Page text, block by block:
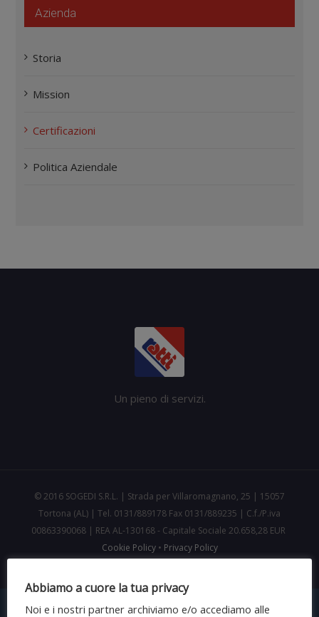
Azienda
Storia
Mission
Certificazioni
Politica Aziendale
Un pieno di servizi.
© 2016 SOGEDI S.R.L. | Strada per Villaromagnano, 25 | 15057
Tortona (AL) | Tel. 0131/889178 Fax 0131/889235 | C.f./P.iva
00863390068 | REA AL-130168 - Capitale Sociale 20.658,28 EUR
Cookie Policy• Privacy Policy
Abbiamo a cuore la tua privacy
Noi e i nostri partner archiviamo e/o accediamo alle